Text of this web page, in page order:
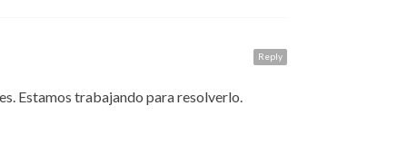
Reply
Estamos trabajando para resolverlo.